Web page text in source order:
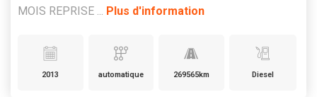
MOIS REPRISE ... Plus d'information
2013 automatique 269565km Diesel